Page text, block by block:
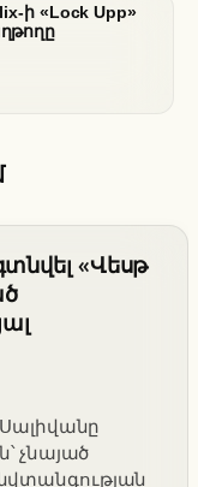
ի «Lock Upp»
«Վեսթ
չնայած